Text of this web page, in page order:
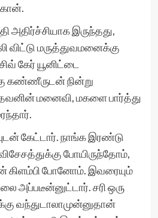
அதிர்ச்சியாக இருந்தது,
விட்டு மருத்துவமனைக்கு
கேர் யூனிட்டை
கண்ணீருடன் நின்று
மனைவி, மகளை பார்த்து
கேட்டார். நாங்க இரண்டு
போயிருந்தோம்,
கிளம்பி போனோம். இவரையும்
அப்படீன்னுட்டார். சரி ஒரு
வந்துடாலாமுன்னுதான்